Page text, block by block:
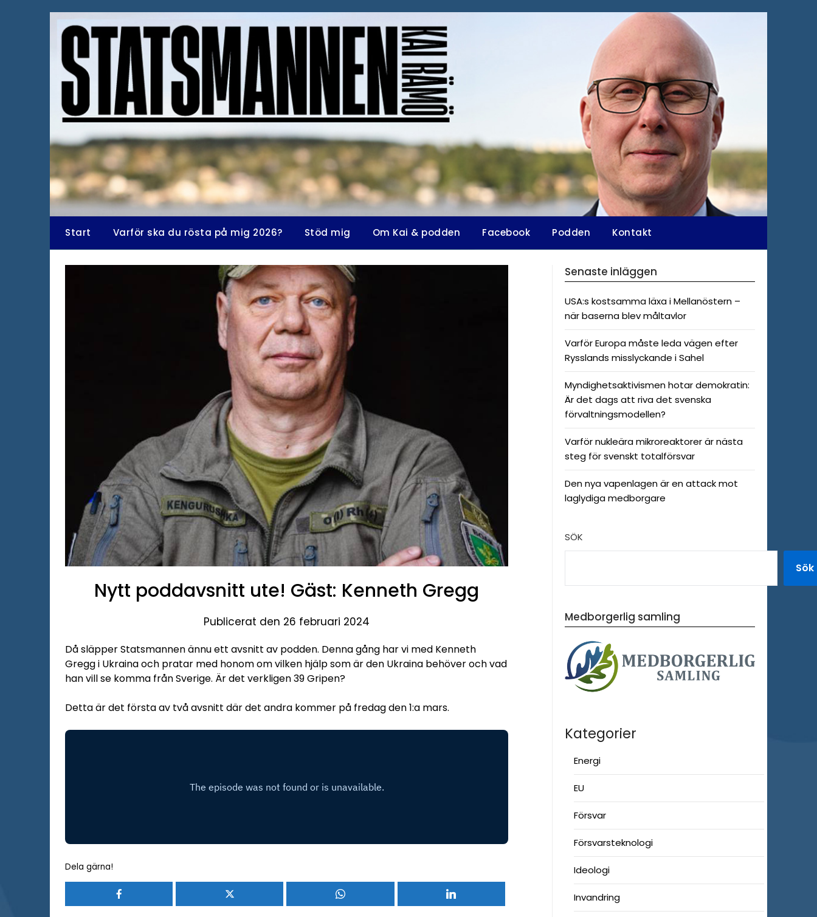
Start Varför ska du rösta på mig 2026? Stöd mig Om Kai & podden Facebook Podden Kontakt
Nytt poddavsnitt ute! Gäst: Kenneth Gregg
Publicerat den 26 februari 2024
Då släpper Statsmannen ännu ett avsnitt av podden. Denna gång har vi med Kenneth
Gregg i Ukraina och pratar med honom om vilken hjälp som är den Ukraina behöver och vad
han vill se komma från Sverige. Är det verkligen 39 Gripen?
Detta är det första av två avsnitt där det andra kommer på fredag den 1:a mars.
Dela gärna!
Senaste inläggen
USA:s kostsamma läxa i Mellanöstern –
när baserna blev måltavlor
Varför Europa måste leda vägen efter
Rysslands misslyckande i Sahel
Myndighetsaktivismen hotar demokratin:
Är det dags att riva det svenska
förvaltningsmodellen?
Varför nukleära mikroreaktorer är nästa
steg för svenskt totalförsvar
Den nya vapenlagen är en attack mot
laglydiga medborgare
SÖK
Sök
Medborgerlig samling
Kategorier
Energi
EU
Försvar
Försvarsteknologi
Ideologi
Invandring